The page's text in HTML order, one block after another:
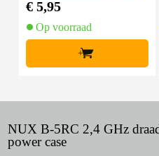
€ 5,95
Op voorraad
+
NUX B-5RC 2,4 GHz
power case